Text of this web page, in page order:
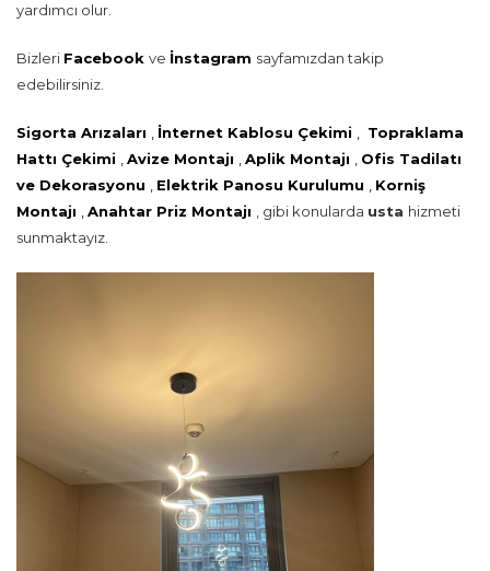
yardımcı olur.
Bizleri Facebook ve İnstagram sayfamızdan takip
edebilirsiniz.
Sigorta Arızaları İnternet Kablosu Çekimi
Topraklama
Hattı Çekimi
Avize Montajı Aplik Montajı
Ofis Tadilatı
ve Dekorasyonu
Elektrik Panosu Kurulumu
Korniş
Montajı
Anahtar Priz Montajı , gibi konularda usta hizmeti
sunmaktayız.